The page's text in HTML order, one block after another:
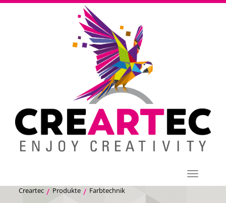
Menü
Creartec Produkte Farbtechnik